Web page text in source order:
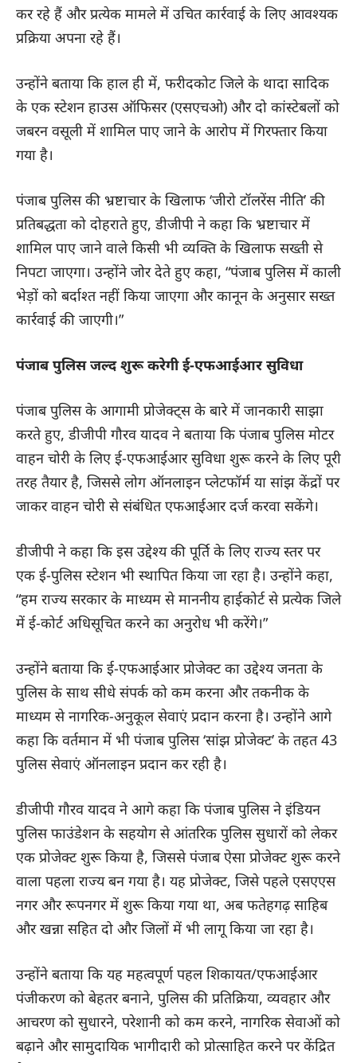
कर रहे हैं और प्रत्येक मामले में उचित कार्रवाई के लिए आवश्यक
प्रक्रिया अपना रहे हैं।
उन्होंने बताया कि हाल ही में, फरीदकोट जिले के थादा सादिक
के एक स्टेशन हाउस ऑफिसर (एसएचओ) और दो कांस्टेबलों को
जबरन वसूली में शामिल पाए जाने के आरोप में गिरफ्तार किया
गया है।
पंजाब पुलिस की भ्रष्टाचार के खिलाफ ‘जीरो टॉलरेंस नीति’ की
प्रतिबद्धता को दोहराते हुए, डीजीपी ने कहा कि भ्रष्टाचार में
शामिल पाए जाने वाले किसी भी व्यक्ति के खिलाफ सख्ती से
निपटा जाएगा। उन्होंने जोर देते हुए कहा, “पंजाब पुलिस में काली
भेड़ों को बर्दाश्त नहीं किया जाएगा और कानून के अनुसार सख्त
कार्रवाई की जाएगी।”
पंजाब पुलिस जल्द शुरू करेगी ई-एफआईआर सुविधा
पंजाब पुलिस के आगामी प्रोजेक्ट्स के बारे में जानकारी साझा
करते हुए, डीजीपी गौरव यादव ने बताया कि पंजाब पुलिस मोटर
वाहन चोरी के लिए ई-एफआईआर सुविधा शुरू करने के लिए पूरी
तरह तैयार है, जिससे लोग ऑनलाइन प्लेटफॉर्म या सांझ केंद्रों पर
जाकर वाहन चोरी से संबंधित एफआईआर दर्ज करवा सकेंगे।
डीजीपी ने कहा कि इस उद्देश्य की पूर्ति के लिए राज्य स्तर पर
एक ई-पुलिस स्टेशन भी स्थापित किया जा रहा है। उन्होंने कहा,
“हम राज्य सरकार के माध्यम से माननीय हाईकोर्ट से प्रत्येक जिले
में ई-कोर्ट अधिसूचित करने का अनुरोध भी करेंगे।”
उन्होंने बताया कि ई-एफआईआर प्रोजेक्ट का उद्देश्य जनता के
पुलिस के साथ सीधे संपर्क को कम करना और तकनीक के
माध्यम से नागरिक-अनुकूल सेवाएं प्रदान करना है। उन्होंने आगे
कहा कि वर्तमान में भी पंजाब पुलिस ‘सांझ प्रोजेक्ट’ के तहत 43
पुलिस सेवाएं ऑनलाइन प्रदान कर रही है।
डीजीपी गौरव यादव ने आगे कहा कि पंजाब पुलिस ने इंडियन
पुलिस फाउंडेशन के सहयोग से आंतरिक पुलिस सुधारों को लेकर
एक प्रोजेक्ट शुरू किया है, जिससे पंजाब ऐसा प्रोजेक्ट शुरू करने
वाला पहला राज्य बन गया है। यह प्रोजेक्ट, जिसे पहले एसएएस
नगर और रूपनगर में शुरू किया गया था, अब फतेहगढ़ साहिब
और खन्ना सहित दो और जिलों में भी लागू किया जा रहा है।
उन्होंने बताया कि यह महत्वपूर्ण पहल शिकायत/एफआईआर
पंजीकरण को बेहतर बनाने, पुलिस की प्रतिक्रिया, व्यवहार और
आचरण को सुधारने, परेशानी को कम करने, नागरिक सेवाओं को
बढ़ाने और सामुदायिक भागीदारी को प्रोत्साहित करने पर केंद्रित